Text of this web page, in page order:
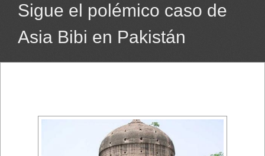
Sigue el polémico caso de
Asia Bibi en Pakistán